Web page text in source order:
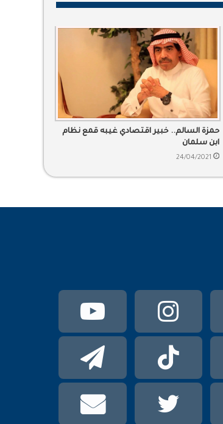
حمزة السالم.. خبير اقتصادي غيبه قمع نظام
ابن سلمان
24/04/2021
يوتيوبانستقرام سناب
تشات
تيلقرام TikTok واتساب
mail
phone